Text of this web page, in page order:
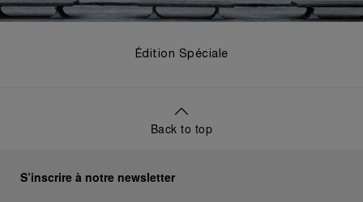
Édition Spéciale
Back to top
S’inscrire à notre newsletter